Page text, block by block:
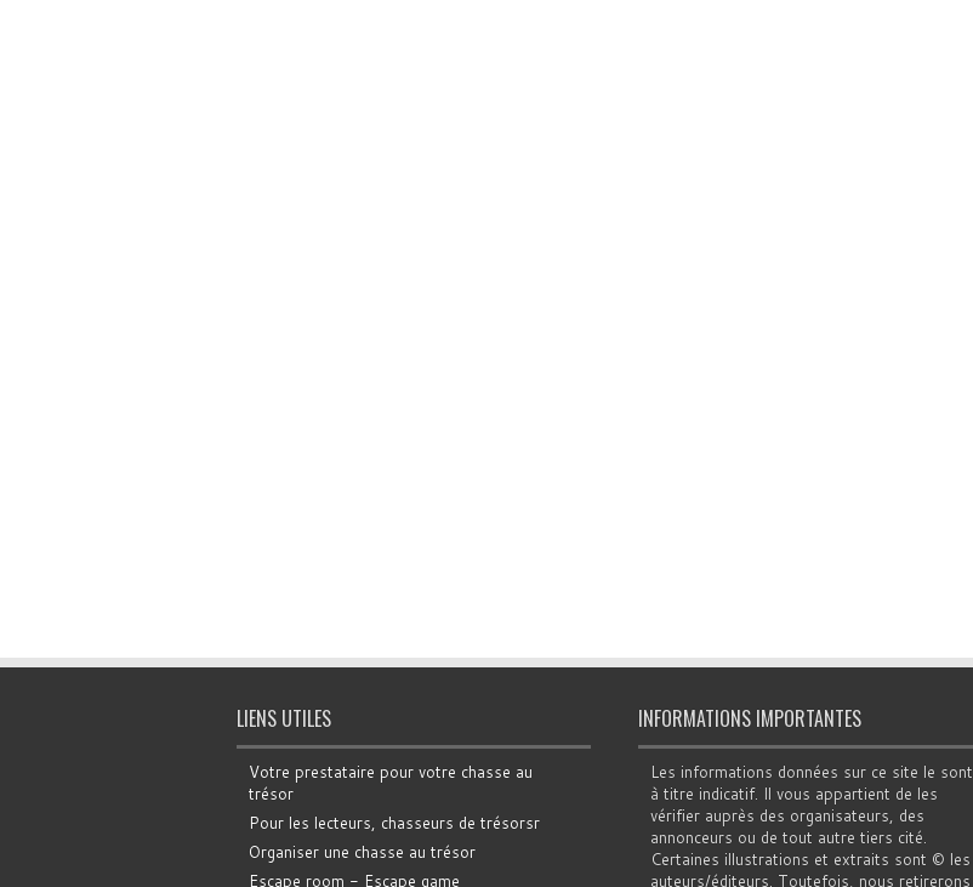
LIENS UTILES
Votre prestataire pour votre chasse au
trésor
Pour les lecteurs, chasseurs de trésorsr
Organiser une chasse au trésor
Escape room - Escape game
INFORMATIONS IMPORTANTES
Les informations données sur ce site le sont
à titre indicatif. Il vous appartient de les
vérifier auprès des organisateurs, des
annonceurs ou de tout autre tiers cité.
Certaines illustrations et extraits sont © les
auteurs/éditeurs. Toutefois, nous retirerons